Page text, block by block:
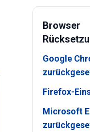
Browser
Google
Firefox-
Microsoft